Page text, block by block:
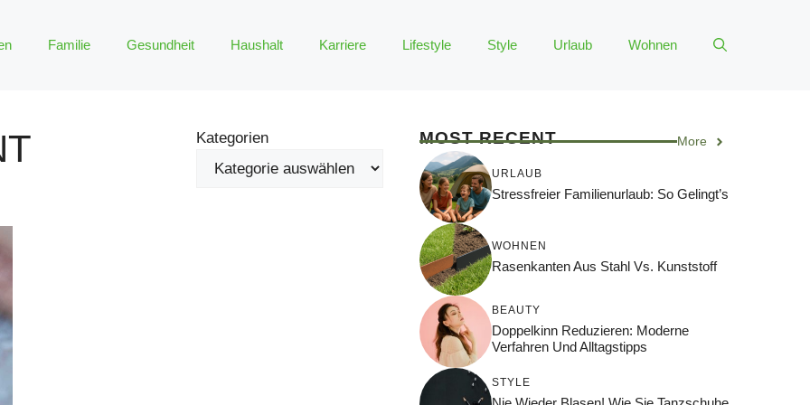
Familie Gesundheit Haushalt Karriere Lifestyle Style Urlaub Wohnen
Kategorien MOST RECENT More
URLAUB
Stressfreier Familienurlaub: So Gelingt’s
WOHNEN
Rasenkanten Aus Stahl Vs. Kunststoff
BEAUTY
Doppelkinn Reduzieren: Moderne
Verfahren Und Alltagstipps
STYLE